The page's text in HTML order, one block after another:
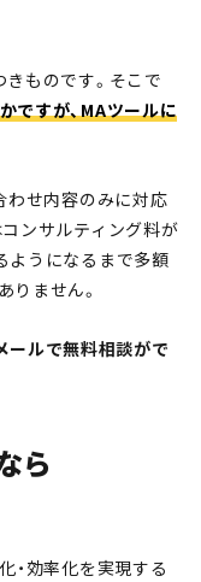
ものです。そこで
ですが、MAツールに
わせ内容のみに対応
ンサルティング料が
ようになるまで多額
りません。
ールで無料相談がで
ら
・効率化を実現する